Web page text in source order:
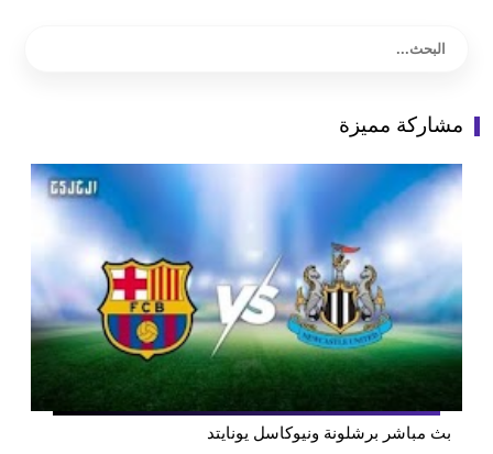
مشاركة مميزة
بث مباشر برشلونة ونيوكاسل يونايتد